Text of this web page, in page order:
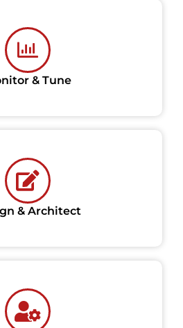
& Tune
& Architect